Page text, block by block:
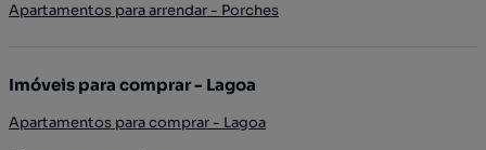
Apartamentos para arrendar - Porches
Imóveis para comprar - Lagoa
Apartamentos para comprar - Lagoa